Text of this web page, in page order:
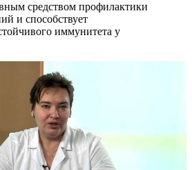
средством профилактики
и способствует
иммунитета у